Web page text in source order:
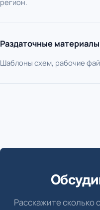
регион.
Раздаточные
Шаблоны схем, рабочие
Расскажите сколько